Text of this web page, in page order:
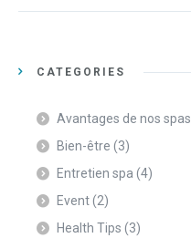
CATEGORIES
Avantages de nos spas
Bien-être (3)
Entretien spa (4)
Event(2)
Health Tips (3)